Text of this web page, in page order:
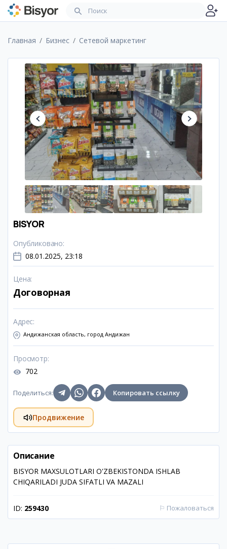
Главная Бизнес Сетевой маркетинг
BISYOR
Опубликовано:
08.01.2025, 23:18
Цена:
Договорная
Адрес:
Андижанская область, город Андижан
Просмотр:
702
Поделиться: Копировать ссылку
Продвижение
Описание
BISYOR MAXSULOTLARI O'ZBEKISTONDA ISHLAB
CHIQARILADI JUDA SIFATLI VA MAZALI
ID: 259430 ⚐ Пожаловаться